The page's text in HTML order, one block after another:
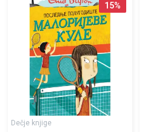
15%
Dečje knjige